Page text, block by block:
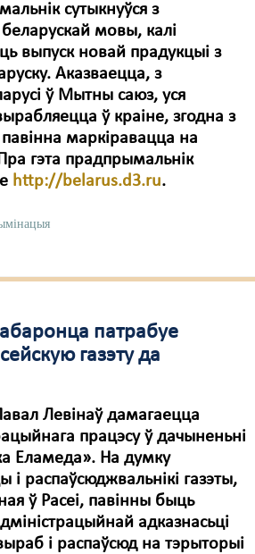
сутыкнуўся з
мовы, калі
выпуск новай прадукцыі з
Аказваецца, з
ў Мытны саюз, уся
ў краіне, згодна з
маркіравацца на
гэта прадпрымальнік
http://belarus.d3.ru.
патрабуе
газэту да
Левінаў дамагаецца
працэсу ў дачыненьні
Еламеда». На думку
і распаўсюджвальнікі газэты,
ў Расеі, павінны быць
адказнасьці
і распаўсюд на тэрыторыі